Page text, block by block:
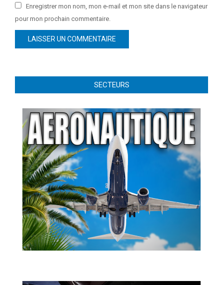
Enregistrer mon nom, mon e-mail et mon site dans le navigateur
pour mon prochain commentaire.
SECTEURS